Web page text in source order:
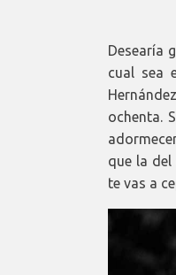
Desearía
cual sea
ochenta.
que la
te vas a